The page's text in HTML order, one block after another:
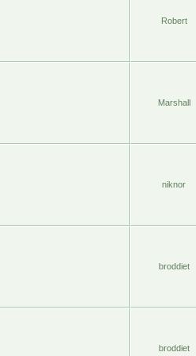
Robert
Marshall
niknor
broddiet
broddiet